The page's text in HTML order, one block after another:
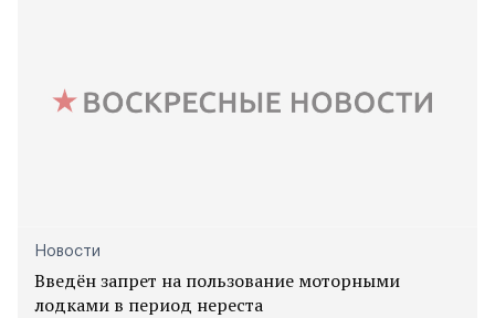
Новости
Введён запрет на пользование моторными
лодками в период нереста